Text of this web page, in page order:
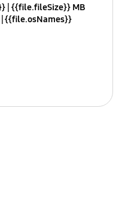
{{file.fileSize}} MB
{{file.osNames}}